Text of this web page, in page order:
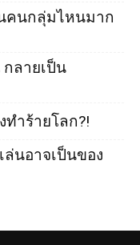
คนกลุ่มไหนมาก
ลายเป็น
ทำร้ายโลก?!
ล่นอาจเป็นของ